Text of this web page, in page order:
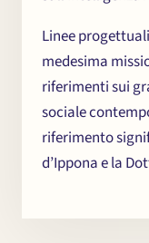
Linee
medesima
riferimenti sui
sociale
riferimento
d’Ippona e la